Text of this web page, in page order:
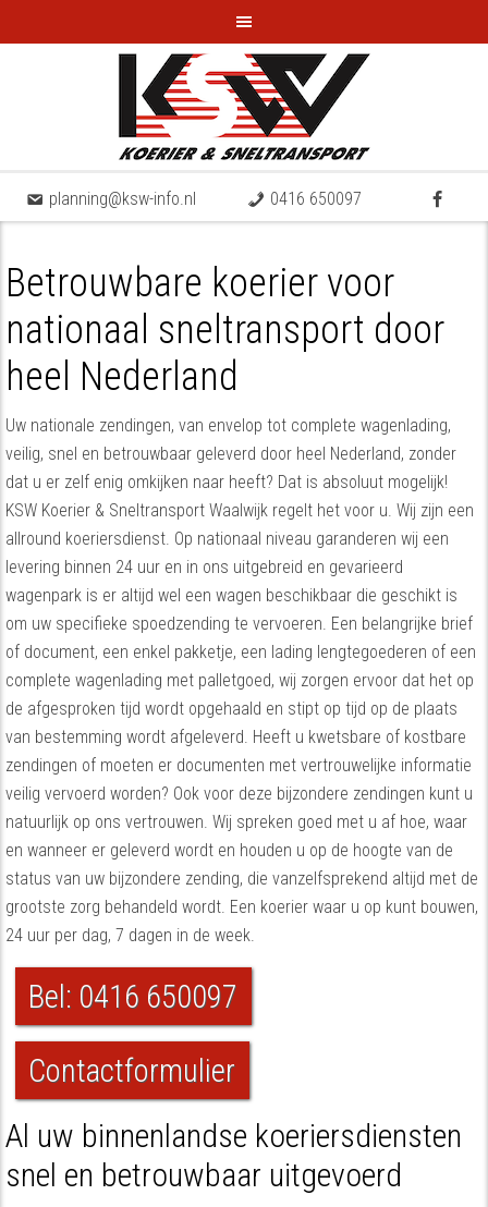
planning@ksw-info.nl 0416 650097
Betrouwbare koerier voor
nationaal sneltransport door
heel Nederland
Uw nationale zendingen, van envelop tot complete wagenlading,
veilig, snel en betrouwbaar geleverd door heel Nederland, zonder
dat u er zelf enig omkijken naar heeft? Dat is absoluut mogelijk!
KSW Koerier & Sneltransport Waalwijk regelt het voor u. Wij zijn een
allround koeriersdienst. Op nationaal niveau garanderen wij een
levering binnen 24 uur en in ons uitgebreid en gevarieerd
wagenpark is er altijd wel een wagen beschikbaar die geschikt is
om uw specifieke spoedzending te vervoeren. Een belangrijke brief
of document, een enkel pakketje, een lading lengtegoederen of een
complete wagenlading met palletgoed, wij zorgen ervoor dat het op
de afgesproken tijd wordt opgehaald en stipt op tijd op de plaats
van bestemming wordt afgeleverd. Heeft u kwetsbare of kostbare
zendingen of moeten er documenten met vertrouwelijke informatie
veilig vervoerd worden? Ook voor deze bijzondere zendingen kunt u
natuurlijk op ons vertrouwen. Wij spreken goed met u af hoe, waar
en wanneer er geleverd wordt en houden u op de hoogte van de
status van uw bijzondere zending, die vanzelfsprekend altijd met de
grootste zorg behandeld wordt. Een koerier waar u op kunt bouwen,
24 uur per dag, 7 dagen in de week.
Bel: 0416 650097
Contactformulier
Al uw binnenlandse koeriersdiensten
snel en betrouwbaar uitgevoerd